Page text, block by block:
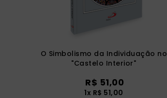
O Simbolismo da Individuação no
"Castelo Interior"
R$ 51,00
1x R$ 51,00